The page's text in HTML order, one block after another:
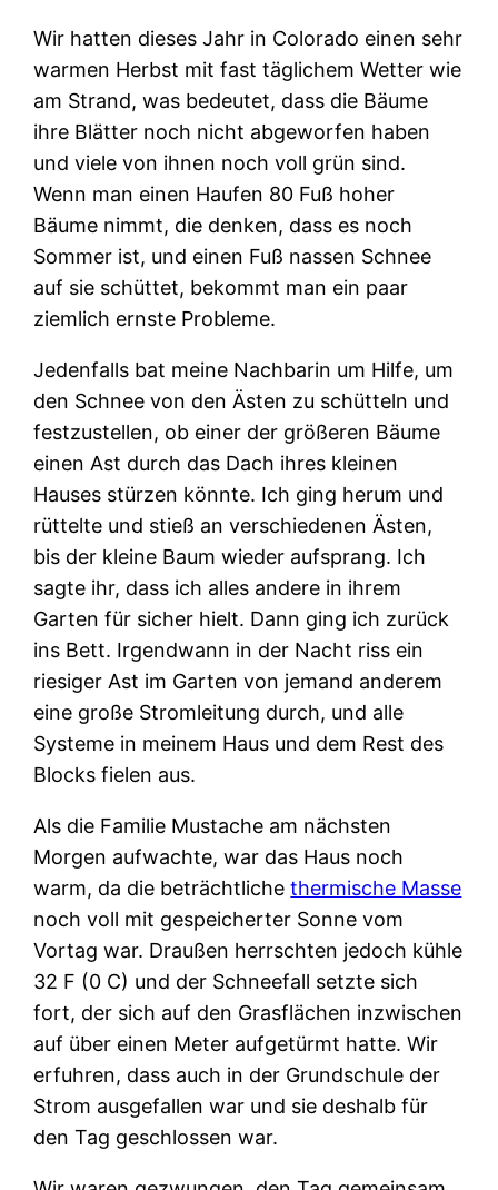
Wir hatten dieses Jahr in Colorado einen sehr
warmen Herbst mit fast täglichem Wetter wie
am Strand, was bedeutet, dass die Bäume
ihre Blätter noch nicht abgeworfen haben
und viele von ihnen noch voll grün sind.
Wenn man einen Haufen 80 Fuß hoher
Bäume nimmt, die denken, dass es noch
Sommer ist, und einen Fuß nassen Schnee
auf sie schüttet, bekommt man ein paar
ziemlich ernste Probleme.
Jedenfalls bat meine Nachbarin um Hilfe, um
den Schnee von den Ästen zu schütteln und
festzustellen, ob einer der größeren Bäume
einen Ast durch das Dach ihres kleinen
Hauses stürzen könnte. Ich ging herum und
rüttelte und stieß an verschiedenen Ästen,
bis der kleine Baum wieder aufsprang. Ich
sagte ihr, dass ich alles andere in ihrem
Garten für sicher hielt. Dann ging ich zurück
ins Bett. Irgendwann in der Nacht riss ein
riesiger Ast im Garten von jemand anderem
eine große Stromleitung durch, und alle
Systeme in meinem Haus und dem Rest des
Blocks fielen aus.
Als die Familie Mustache am nächsten
Morgen aufwachte, war das Haus noch
warm, da die beträchtlichethermische Masse
noch voll mit gespeicherter Sonne vom
Vortag war. Draußen herrschten jedoch kühle
32 F (0 C) und der Schneefall setzte sich
fort, der sich auf den Grasflächen inzwischen
auf über einen Meter aufgetürmt hatte. Wir
erfuhren, dass auch in der Grundschule der
Strom ausgefallen war und sie deshalb für
den Tag geschlossen war.